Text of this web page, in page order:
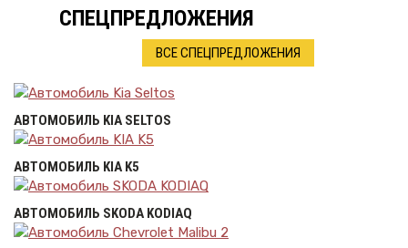
ВСЕ СПЕЦПРЕДЛОЖЕНИЯ
СПЕЦПРЕДЛОЖЕНИЯ
АВТОМОБИЛЬ KIA SELTOS
АВТОМОБИЛЬ KIA K5
АВТОМОБИЛЬ SKODA KODIAQ